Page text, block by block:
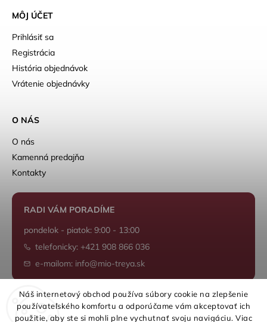
Náš internetový obchod používa súbory cookie na zlepšenie
používateľského komfortu a odporúčame vám akceptovať ich
použitie, aby ste si mohli plne vychutnať svoju navigáciu. Viac
MÔJ ÚČET
Prihlásiť sa
Registrácia
História objednávok
Vrátenie objednávky
O NÁS
O nás
Kamenná predajňa
Kontakty
RADI VÁM PORADÍME
pondelok - piatok: 9:00 - 13:00
telefonicky: +421 908 866 036
e-mailom: info@mio-treya.sk
Shoptet.sk